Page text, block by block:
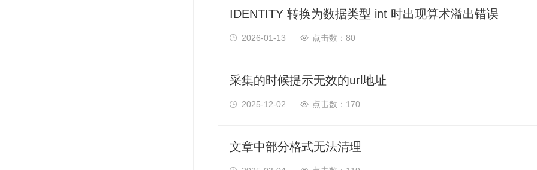
IDENTITY 转换为数据类型 int 时出现算术溢出错误
2026-01-13 80
采集的时候提示无效的url地址
2025-12-02 170
文章中部分格式无法清理